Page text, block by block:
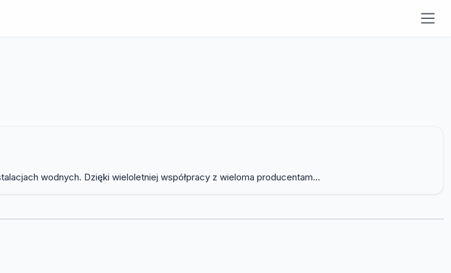
wodnych. Dzięki wieloletniej współpracy z wieloma producentam...